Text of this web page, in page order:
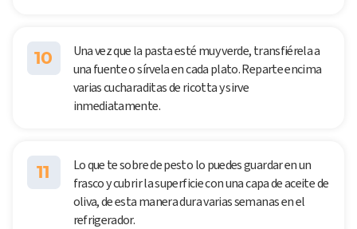
10
Una vez que la pasta esté muy verde, transfiérela a
una fuente o sírvela en cada plato. Reparte encima
varias cucharaditas de ricotta y sirve
inmediatamente.
11
Lo que te sobre de pesto lo puedes guardar en un
frasco y cubrir la superficie con una capa de aceite de
oliva, de esta manera dura varias semanas en el
refrigerador.